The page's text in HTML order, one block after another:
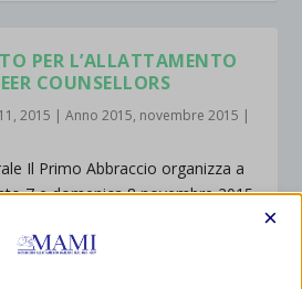
PER L’ALLATTAMENTO
COUNSELLORS
2015 |Anno 2015, novembre 2015 |
Il Primo Abbraccio organizza a
7 e domenica 8 novembre 2015
strutturato per approfondire
×